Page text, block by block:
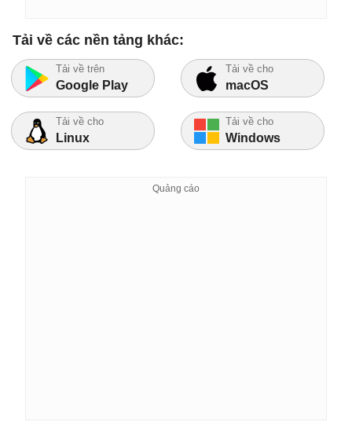
Tải về các nền tảng khác:
Tải về trên
Google Play
Tải về cho
Linux
Tải về cho
macOS
Tải về cho
Windows